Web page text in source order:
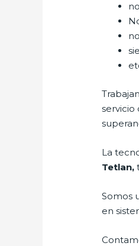
servicio
La
Tetlan,
Somos
en